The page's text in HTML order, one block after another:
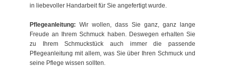
in liebevoller Handarbeit für Sie angefertigt wurde.
Pflegeanleitung: Wir wollen, dass Sie ganz, ganz lange
Freude an Ihrem Schmuck haben. Deswegen erhalten Sie
zu Ihrem Schmuckstück auch immer die passende
Pflegeanleitung mit allem, was Sie über Ihren Schmuck und
seine Pflege wissen sollten.